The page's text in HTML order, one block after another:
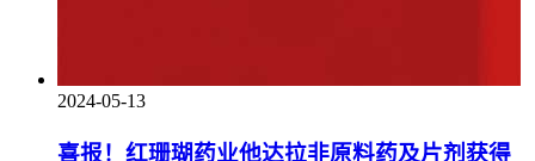
2024-05-13
喜报！红珊瑚药业他达拉非原料药及片剂获得